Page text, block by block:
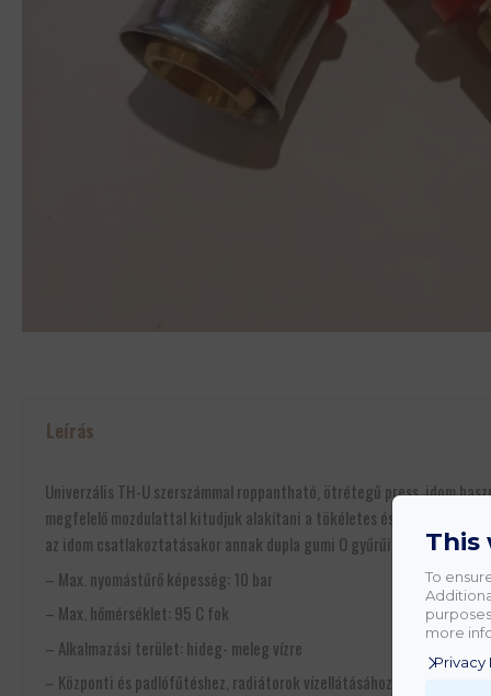
Leírás
Univerzális TH-U szerszámmal roppantható, ötrétegű press idom
megfelelő mozdulattal kitudjuk alakítani a tökéletes és sorjamentes
az idom csatlakoztatásakor annak dupla gumi O gyűrűi nem sérülnek.
– Max. nyomástűrő képesség: 10 bar
– Max. hőmérséklet: 95 C fok
– Alkalmazási terület: hideg- meleg vízre
– Központi és padlófűtéshez, radiátorok vízellátásához
This
To
more
Privacy